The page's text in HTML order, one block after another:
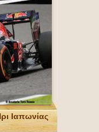
Ιαπωνίας